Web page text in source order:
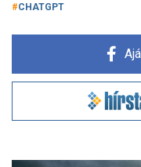
CHATGPT